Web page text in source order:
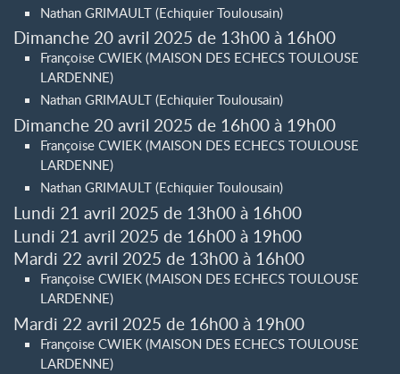
Nathan GRIMAULT (Echiquier Toulousain)
Dimanche 20 avril 2025 de 13h00 à 16h00
Françoise CWIEK (MAISON DES ECHECS TOULOUSE
LARDENNE)
Nathan GRIMAULT (Echiquier Toulousain)
Dimanche 20 avril 2025 de 16h00 à 19h00
Françoise CWIEK (MAISON DES ECHECS TOULOUSE
LARDENNE)
Nathan GRIMAULT (Echiquier Toulousain)
Lundi 21 avril 2025 de 13h00 à 16h00
Lundi 21 avril 2025 de 16h00 à 19h00
Mardi 22 avril 2025 de 13h00 à 16h00
Françoise CWIEK (MAISON DES ECHECS TOULOUSE
LARDENNE)
Mardi 22 avril 2025 de 16h00 à 19h00
Françoise CWIEK (MAISON DES ECHECS TOULOUSE
LARDENNE)